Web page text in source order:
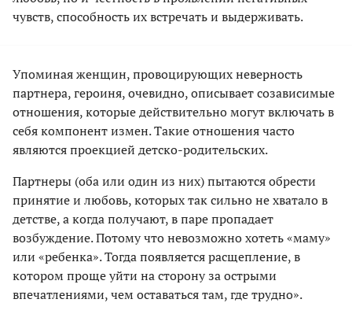
чувств, способность их встречать и выдерживать.
Упоминая женщин, провоцирующих неверность
партнера, героиня, очевидно, описывает созависимые
отношения, которые действительно могут включать в
себя компонент измен. Такие отношения часто
являются проекцией детско-родительских.
Партнеры (оба или один из них) пытаются обрести
принятие и любовь, которых так сильно не хватало в
детстве, а когда получают, в паре пропадает
возбуждение. Потому что невозможно хотеть «маму»
или «ребенка». Тогда появляется расщепление, в
котором проще уйти на сторону за острыми
впечатлениями, чем оставаться там, где трудно».